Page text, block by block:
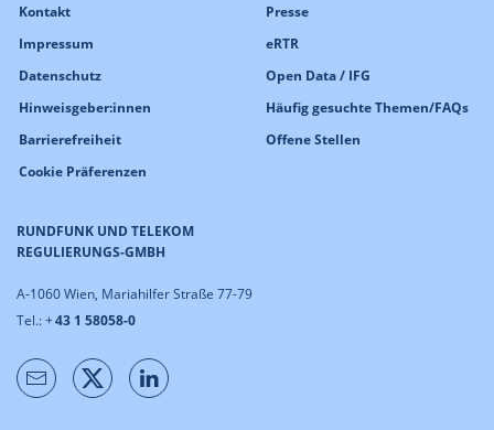
RUNDFUNK UND TELEKOM
REGULIERUNGS-GMBH
A-1060 Wien, Mariahilfer Straße 77-79
Tel.: +43 1 58058-0
Kontakt
Impressum
Datenschutz
Hinweisgeber:innen
Barrierefreiheit
Cookie Präferenzen
Presse
eRTR
Open Data / IFG
Häufig gesuchte Themen/FAQs
Offene Stellen